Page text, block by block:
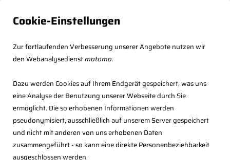
Cookie-Einstellungen
Zur fortlaufenden Verbesserung unserer Angebote nutzen wir
den Webanalysedienstmatomo.
Dazu werden Cookies auf Ihrem Endgerät gespeichert, was uns
eine Analyse der Benutzung unserer Webseite durch Sie
ermöglicht. Die so erhobenen Informationen werden
pseudonymisiert, ausschließlich auf unserem Server gespeichert
und nicht mit anderen von uns erhobenen Daten
zusammengeführt - so kann eine direkte Personenbeziehbarkeit
ausgeschlossen werden.
<< Zurück